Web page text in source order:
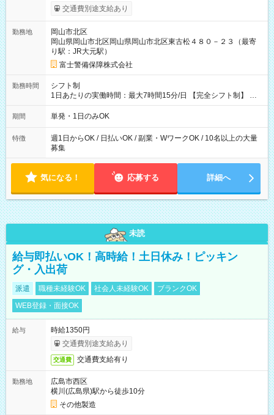
上記評価制度により「S級隊員」と認定されれば10,000円の日当
を支給します。 (1)上記勤務者が交通2級資格者の場合10,000円
14,375円 (3)上記現場が日祝深夜の場合 17,250円 (4)上記勤務
者が現場までの運転者の場合17,250+200円＝17,450円 -----------
------------------------------- *最高日当額 17,450円* （実働時間5
時間の場合、時給3,490円） ------------------------------------------ よ
り上位の資格取得やリーダー手当を取得すると ”さらに”加算さ
れます！ ※日当支給時振込手数料等は一切ありません。 【試用
期間】試用期間なし
交通費別途支給あり
勤務地
岡山市北区
岡山県岡山市北区岡山県岡山市北区東古松４８０－２３（最寄
り駅：JR大元駅）
富士警備保障株式会社
勤務時間
シフト制
1日あたりの実働時間：最大7時間15分/日 【完全シフト制】 例
(1) 8：00~17:00（休憩１h） 例(2) 13:00~16:00（早上がりでも
全額支給！） 例(3) 21:00~5:00（夜勤なら日当1.25倍！！）
期間 単発・1日のみOK
特徴
週1日からOK / 日払いOK / 副業・WワークOK / 10名以上の大量
募集
気になる！ 応募する 詳細へ
未読
給与即払いOK！高時給！土日休み！ピッキン
グ・入出荷
派遣 職種未経験OK 社会人未経験OK
ブランクOK
WEB登録・面接OK
給与
時給1350円
交通費別途支給あり
交通費 交通費支給有り
勤務地
広島市西区
横川(広島県)駅から徒歩10分
その他製造